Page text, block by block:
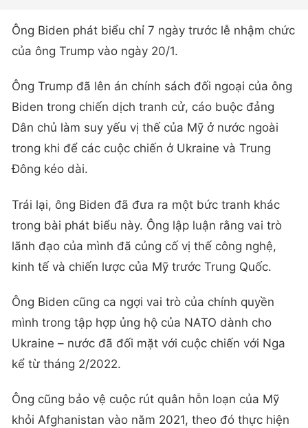
Ông Biden phát biểu chỉ 7 ngày trước lễ nhậm chức
của ông Trump vào ngày 20/1.
Ông Trump đã lên án chính sách đối ngoại của ông
Biden trong chiến dịch tranh cử, cáo buộc đảng
Dân chủ làm suy yếu vị thế của Mỹ ở nước ngoài
trong khi để các cuộc chiến ở Ukraine và Trung
Đông kéo dài.
Trái lại, ông Biden đã đưa ra một bức tranh khác
trong bài phát biểu này. Ông lập luận rằng vai trò
lãnh đạo của mình đã củng cố vị thế công nghệ,
kinh tế và chiến lược của Mỹ trước Trung Quốc.
Ông Biden cũng ca ngợi vai trò của chính quyền
mình trong tập hợp ủng hộ của NATO dành cho
Ukraine – nước đã đối mặt với cuộc chiến với Nga
kể từ tháng 2/2022.
Ông cũng bảo vệ cuộc rút quân hỗn loạn của Mỹ
khỏi Afghanistan vào năm 2021, theo đó thực hiện